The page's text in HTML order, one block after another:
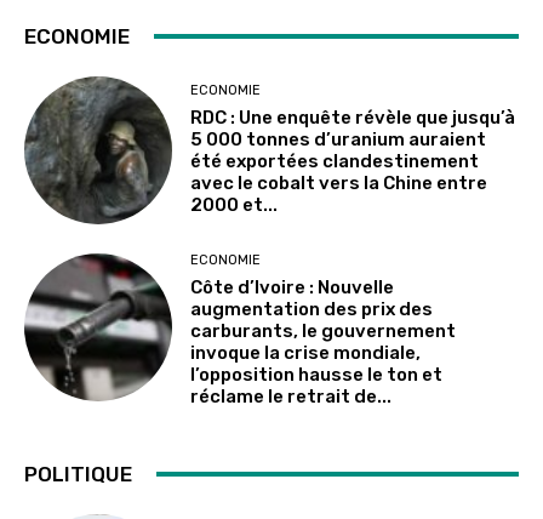
ECONOMIE
ECONOMIE
RDC : Une enquête révèle que jusqu’à
5 000 tonnes d’uranium auraient
été exportées clandestinement
avec le cobalt vers la Chine entre
2000 et...
ECONOMIE
Côte d’Ivoire : Nouvelle
augmentation des prix des
carburants, le gouvernement
invoque la crise mondiale,
l’opposition hausse le ton et
réclame le retrait de...
POLITIQUE